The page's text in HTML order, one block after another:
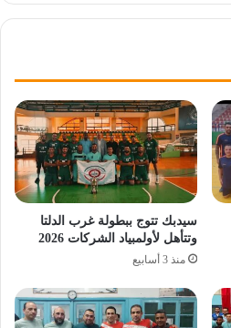
سيدبك تتوج ببطولة غرب الدلتا
وتتأهل لأولمبياد الشركات 2026
منذ 3 أسابيع